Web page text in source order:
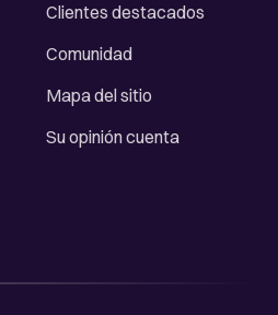
Clientes destacados
Comunidad
Mapa del sitio
Su opinión cuenta